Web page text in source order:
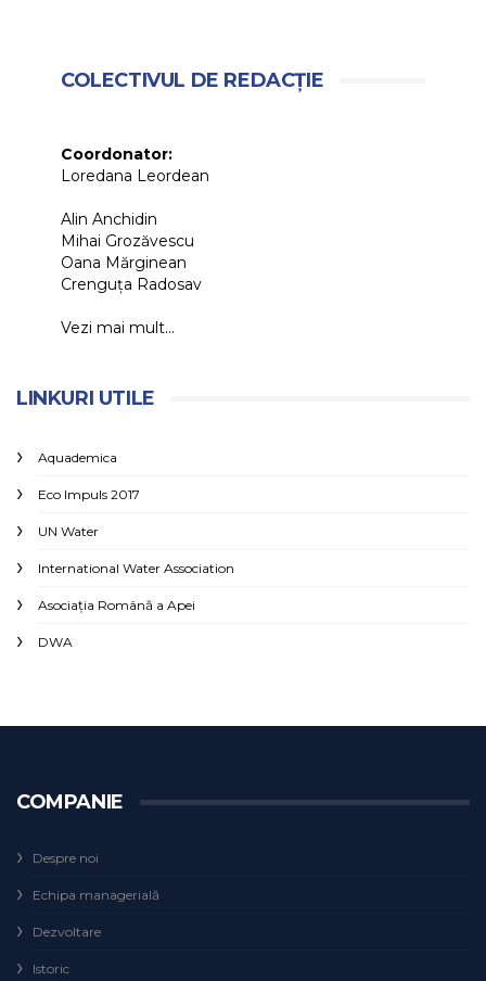
COLECTIVUL DE REDACȚIE
Coordonator:
Loredana Leordean
Alin Anchidin
Mihai Grozăvescu
Oana Mărginean
Crenguța Radosav
Vezi mai mult...
LINKURI UTILE
Aquademica
Eco Impuls 2017
UN Water
International Water Association
Asociaţia Română a Apei
DWA
COMPANIE
Despre noi
Echipa managerială
Dezvoltare
Istoric